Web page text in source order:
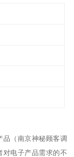
品 （ 南京神秘顾客调
对电子产品需求的不